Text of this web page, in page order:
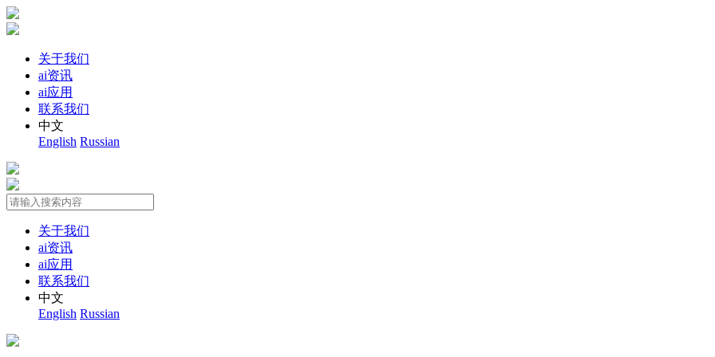
关于我们
ai资讯
ai应用
联系我们
中文
English Russian
关于我们
ai资讯
ai应用
联系我们
中文
English Russian